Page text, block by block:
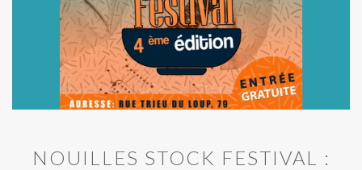
NOUILLES STOCK FESTIVAL :